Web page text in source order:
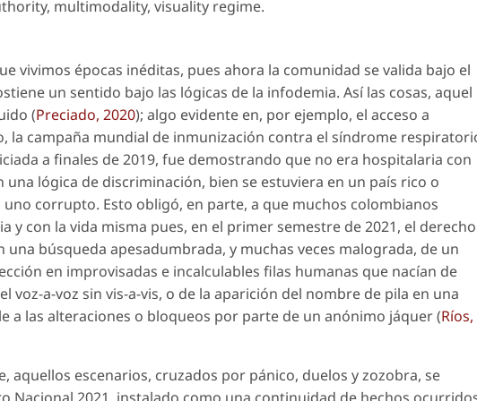
, multimodality, visuality regime.
vivimos épocas inéditas, pues ahora la comunidad se valida bajo el
un sentido bajo las lógicas de la infodemia. Así las cosas, aquel
(Preciado, 2020); algo evidente en, por ejemplo, el acceso a
la campaña mundial de inmunización contra el síndrome
a finales de 2019, fue demostrando que no era hospitalaria con
una lógica de discriminación, bien se estuviera en un país rico o
corrupto. Esto obligó, en parte, a que muchos colombianos
y con la vida misma pues, en el primer semestre de 2021, el derecho
una búsqueda apesadumbrada, y muchas veces malograda, de un
en improvisadas e incalculables filas humanas que nacían de
voz-a-voz sin vis-a-vis, o de la aparición del nombre de pila en una
a las alteraciones o bloqueos por parte de un anónimo jáquer (Ríos,
aquellos escenarios, cruzados por pánico, duelos y zozobra, se